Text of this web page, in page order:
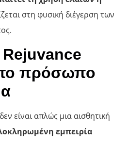
στη φυσική διέγερση των
το πρόσωπο
δεν είναι απλώς μια αισθητική
εμπειρία